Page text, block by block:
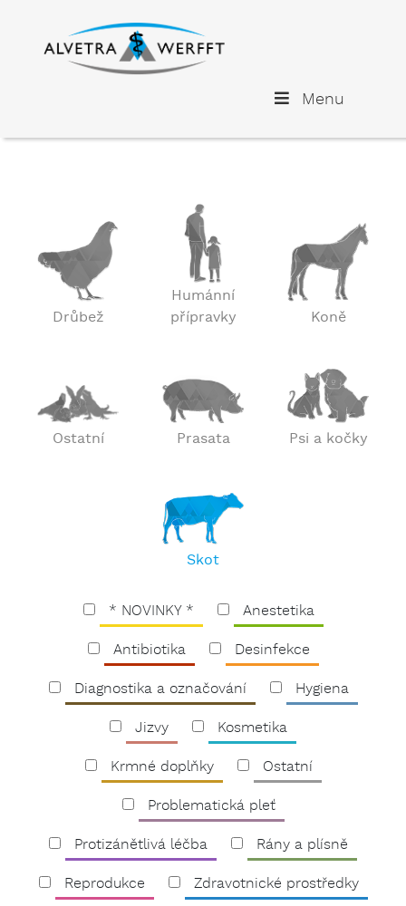
Menu
Drůbež
Humánní
přípravky
Koně
Ostatní Prasata Psi a kočky
Skot
* NOVINKY * Anestetika
Antibiotika Desinfekce
Diagnostika a označování Hygiena
Jizvy Kosmetika
Krmné doplňky Ostatní
Problematická pleť
Protizánětlivá léčba Rány a plísně
Reprodukce Zdravotnické prostředky